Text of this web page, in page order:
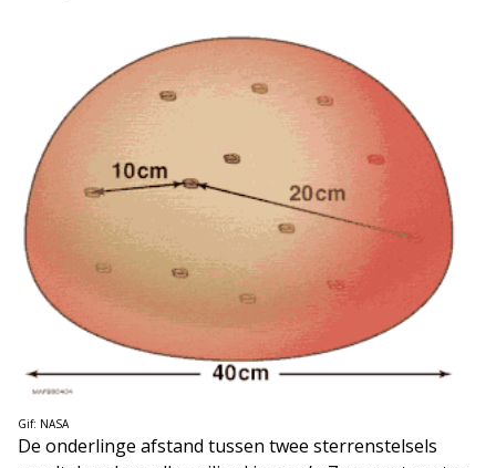
Gif: NASA
De onderlinge afstand tussen twee sterrenstelsels